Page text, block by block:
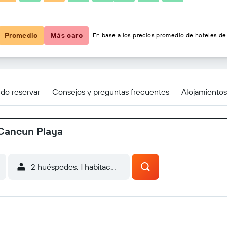
reservar Consejos y preguntas frecuentes
Playa
2 huéspedes, 1 habitación
Promedio Más caro En base a los precios promedio de hoteles